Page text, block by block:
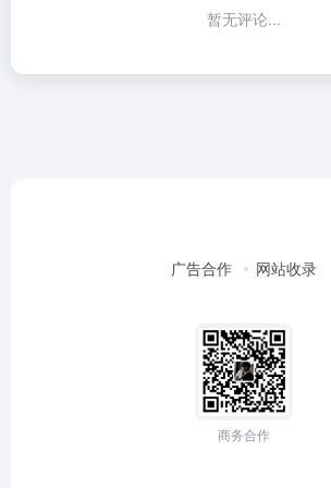
暂无评论...
广告合作 网站收录
商务合作